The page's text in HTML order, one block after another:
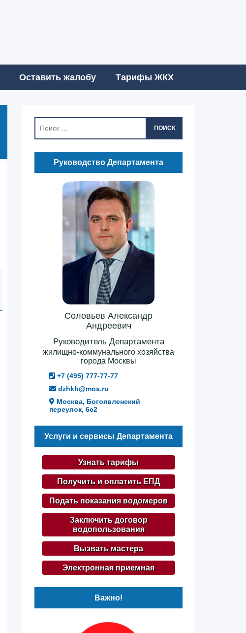
Оставить жалобу Тарифы ЖКХ
ПОИСК
Руководство Департамента
Соловьев Александр
Андреевич
Руководитель Департамента
жилищно-коммунального хозяйства
города Москвы
+7 (495) 777-77-77
dzhkh@mos.ru
Москва, Богоявленский
переулок, 6с2
Услуги и сервисы Департамента
Узнать тарифы
Получить и оплатить ЕПД
Подать показания водомеров
Заключить договор
водопользования
Вызвать мастера
Электронная приемная
Важно!